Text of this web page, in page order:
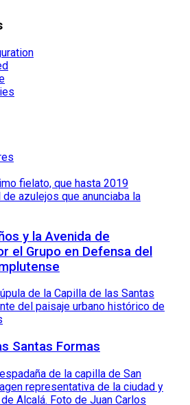
y la Avenida de
el Grupo en Defensa del
Santas Formas